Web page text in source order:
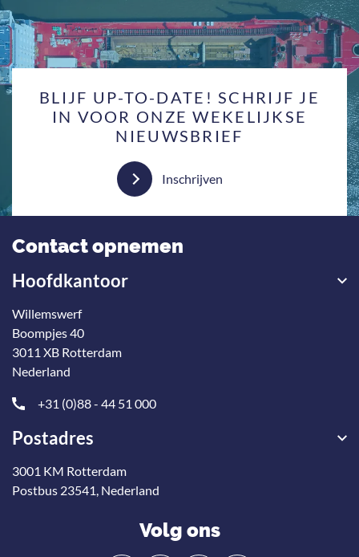
BLIJF UP-TO-DATE! SCHRIJF JE
IN VOOR ONZE WEKELIJKSE
NIEUWSBRIEF
Inschrijven
Contact opnemen
Hoofdkantoor
Willemswerf
Boompjes 40
3011 XB Rotterdam
Nederland
+31 (0)88 - 44 51 000
Postadres
3001 KM Rotterdam
Postbus 23541, Nederland
Volg ons